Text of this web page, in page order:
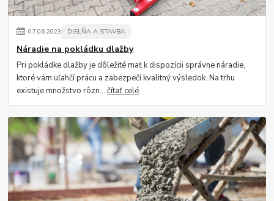
07.06.2023 DIELŇA A STAVBA
Náradie na pokládku dlažby
Pri pokládke dlažby je dôležité mať k dispozícii správne náradie,
ktoré vám uľahčí prácu a zabezpečí kvalitný výsledok. Na trhu
existuje množstvo rôzn...čítať celé